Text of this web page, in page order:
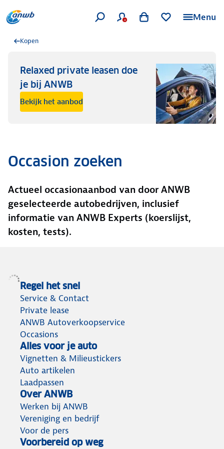
Menu
Kopen
Relaxed private leasen doe
je bij ANWB
Bekijk het aanbod
Occasion zoeken
Actueel occasionaanbod van door ANWB
geselecteerde autobedrijven, inclusief
informatie van ANWB Experts (koerslijst,
kosten, tests).
Regel het snel
Service & Contact
Private lease
ANWB Autoverkoopservice
Occasions
Alles voor je auto
Vignetten & Milieustickers
Auto artikelen
Laadpassen
Over ANWB
Werken bij ANWB
Vereniging en bedrijf
Voor de pers
Voorbereid op weg